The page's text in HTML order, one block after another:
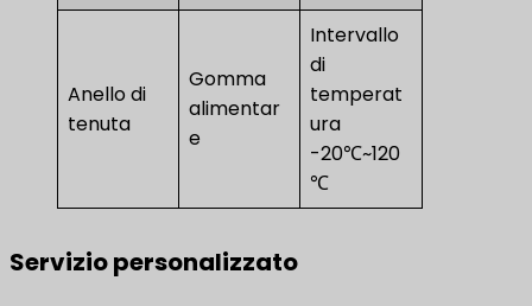
Anello di
tenuta
Gomma
alimentar
e
Intervallo
di
temperat
ura
-20℃~120
℃
Servizio personalizzato